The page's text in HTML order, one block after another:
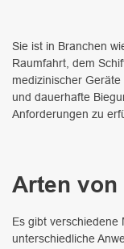
Sie ist in Branchen
Raumfahrt, dem
medizinischer
und dauerhafte
Anforderungen zu
Arten von
Es gibt verschiedene
unterschiedliche